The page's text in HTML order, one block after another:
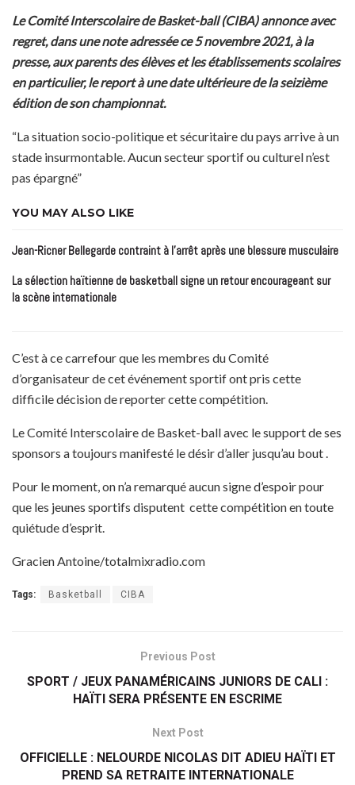
Le Comité Interscolaire de Basket-ball (CIBA) annonce avec
regret, dans une note adressée ce 5 novembre 2021, à la
presse, aux parents des élèves et les établissements scolaires
en particulier, le report à une date ultérieure de la seizième
édition de son championnat.
“La situation socio-politique et sécuritaire du pays arrive à un
stade insurmontable. Aucun secteur sportif ou culturel n’est
pas épargné”
YOU MAY ALSO LIKE
Jean-Ricner Bellegarde contraint à l’arrêt après une blessure musculaire
La sélection haïtienne de basketball signe un retour encourageant sur
la scène internationale
C’est à ce carrefour que les membres du Comité
d’organisateur de cet événement sportif ont pris cette
difficile décision de reporter cette compétition.
Le Comité Interscolaire de Basket-ball avec le support de ses
sponsors a toujours manifesté le désir d’aller jusqu’au bout .
Pour le moment, on n’a remarqué aucun signe d’espoir pour
que les jeunes sportifs disputent cette compétition en toute
quiétude d’esprit.
Gracien Antoine/totalmixradio.com
Tags: Basketball CIBA
Previous Post
SPORT / JEUX PANAMÉRICAINS JUNIORS DE CALI :
HAÏTI SERA PRÉSENTE EN ESCRIME
Next Post
OFFICIELLE : NELOURDE NICOLAS DIT ADIEU HAÏTI ET
PREND SA RETRAITE INTERNATIONALE